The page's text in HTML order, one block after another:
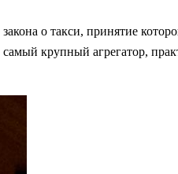
о такси, принятие
крупный агрегатор,